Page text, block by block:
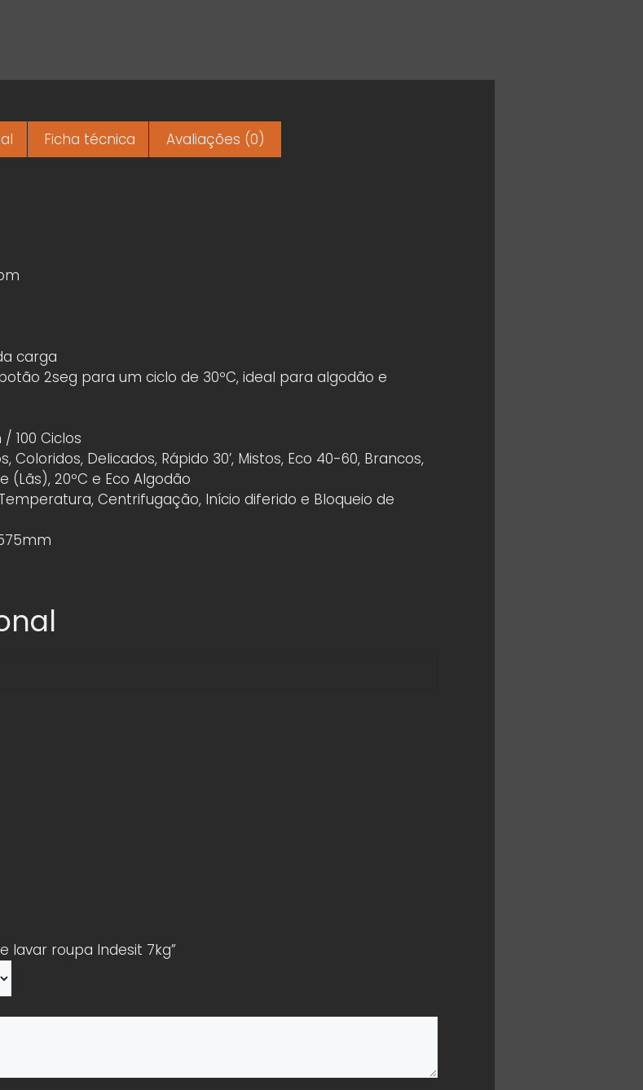
Ficha técnica Avaliações (0)
carga
2seg para um ciclo de 30ºC, ideal para algodão e
100 Ciclos
Coloridos, Delicados, Rápido 30’, Mistos, Eco 40-60, Brancos,
(Lãs), 20ºC e Eco Algodão
Centrifugação, Início diferido e Bloqueio de
lavar roupa Indesit 7kg”